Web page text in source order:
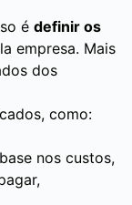
é definir os
empresa. Mais
dos
como:
nos custos,